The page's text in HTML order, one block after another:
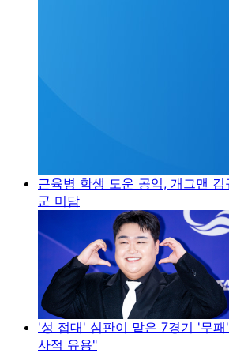
근육병 학생 도운 공익, 개그맨
군 미담
'성 접대' 심판이 맡은 7경기 '무패
사적 유용"